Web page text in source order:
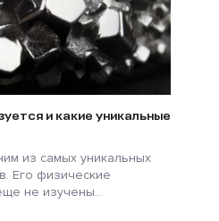
и какие уникальные
из самых уникальных
Его физические
не изучены...